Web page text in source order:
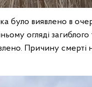
було виявлено в
огляді загиблого
Причину смерті